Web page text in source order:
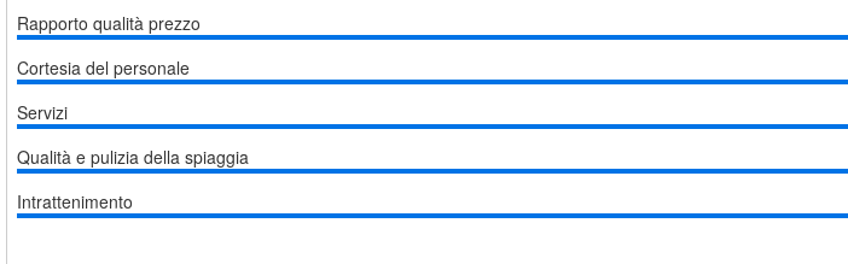
Rapporto qualità prezzo
Cortesia del personale
Servizi
Qualità e pulizia della spiaggia
Intrattenimento